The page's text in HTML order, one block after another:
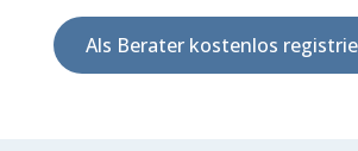
Als Berater kostenlos